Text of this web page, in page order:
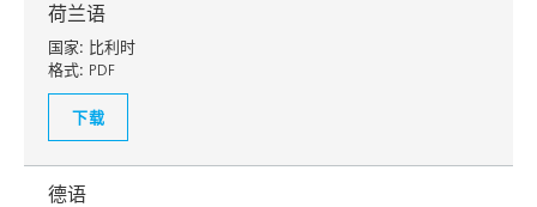
荷兰语
国家: 比利时
格式: PDF
下载
德语